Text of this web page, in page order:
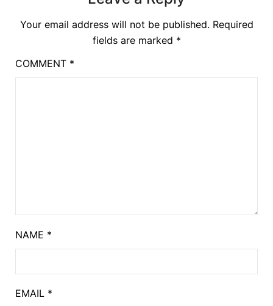
Your email address will not be published. Required
fields are marked *
COMMENT *
NAME *
EMAIL *